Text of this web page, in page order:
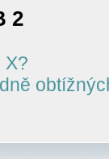
2
X?